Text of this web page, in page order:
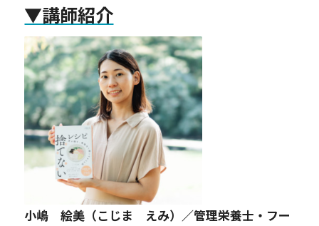
▼講師紹介
小嶋 絵美（こじま えみ）／管理栄養士・フー